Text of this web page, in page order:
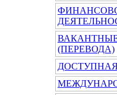
(ПЕРЕВОДА)